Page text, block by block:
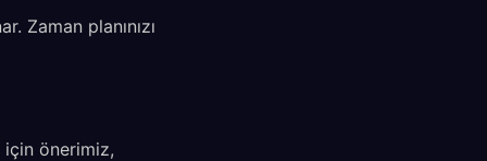
Zaman planınızı
için önerimiz,